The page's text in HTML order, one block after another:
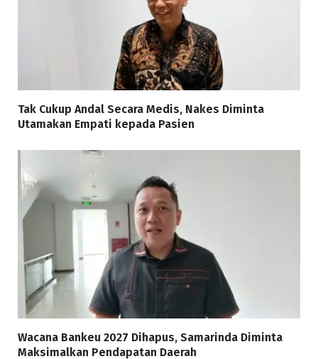
Tak Cukup Andal Secara Medis, Nakes Diminta
Utamakan Empati kepada Pasien
Wacana Bankeu 2027 Dihapus, Samarinda Diminta
Maksimalkan Pendapatan Daerah